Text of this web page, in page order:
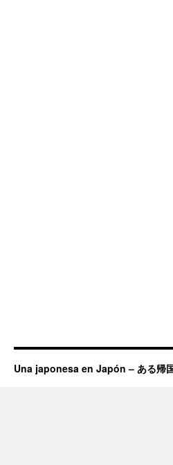
Una japonesa en Japón – ある帰